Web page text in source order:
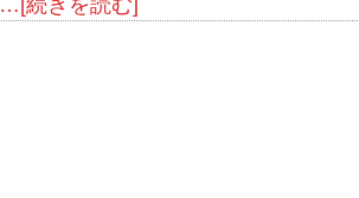
…[続きを読む]